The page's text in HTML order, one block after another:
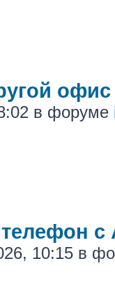
в форуме
телефон
10:15 в